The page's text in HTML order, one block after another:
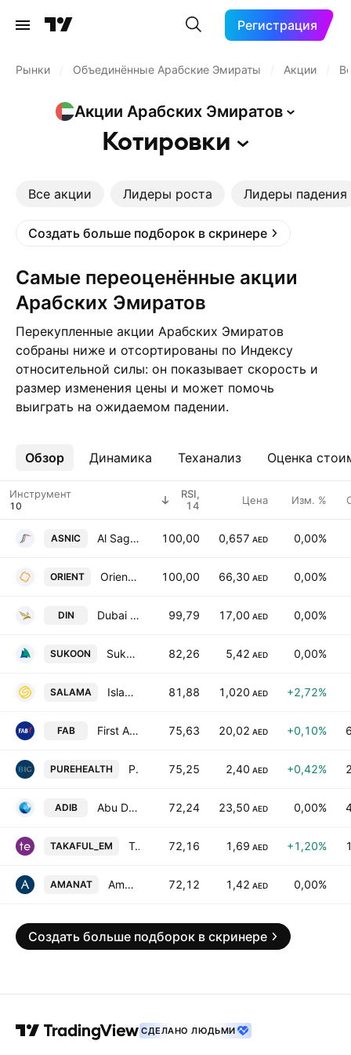
Регистрация
Рынки Объединённые Арабские Эмираты Акции
Акции Арабских Эмиратов
Котировки
Все акции Лидеры роста Лидеры падения
Создать больше подборок в скринере
Самые переоценённые акции
Арабских Эмиратов
Перекупленные акции Арабских Эмиратов
собраны ниже и отсортированы по Индексу
относительной силы: он показывает скорость и
размер изменения цены и может помочь
выиграть на ожидаемом падении.
Обзор Динамика Теханализ Оценка
Ещё
Инструмент
RSI,
14
Цена Изм. %
ASNIC Al Sagr National Insurance Co. PSC 100,00 0,657 AED 0,00%
ORIENT Orient Insurance PJSC 100,00 66,30 AED 0,00%
DIN Dubai Insurance CompanyPSC 99,79 17,00 AED 0,00%
SUKOON Sukoon Insurance PJSC 82,26 5,42 AED 0,00%
SALAMA Islamic Arab Insurance Co. (Salama) 81,88 1,020 AED +2,72%
FAB First Abu Dhabi Bank 75,63 20,02 AED +0,10%
PUREHEALTH Pure Health Holding PJSC 75,25 2,40 AED +0,42%
ADIB Abu Dhabi Islamic Bank 72,24 23,50 AED 0,00%
TAKAFUL_EM Takaful Emarat - Insurance (PSC) 72,16 1,69 AED +1,20%
AMANAT Amanat Holdings PJSC 72,12 1,42 AED 0,00%
Создать больше подборок в скринере
СДЕЛАНО ЛЮДЬМИ